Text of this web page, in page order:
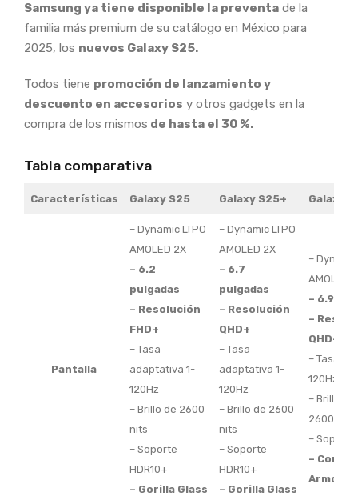
Samsung ya tiene disponible la preventa de la
familia más premium de su catálogo en México para
2025, los nuevos Galaxy S25.
Todos tiene promoción de lanzamiento y
descuento en accesorios y otros gadgets en la
compra de los mismos de hasta el 30 %.
Tabla comparativa
Características Galaxy S25 Galaxy S25+ Galaxy
Pantalla
– Dynamic LTPO
AMOLED 2X
– 6.2
pulgadas
– Resolución
FHD+
– Tasa
adaptativa 1-
120Hz
– Brillo de 2600
nits
– Soporte
HDR10+
– Gorilla Glass
– Dynamic LTPO
AMOLED 2X
– 6.7
pulgadas
– Resolución
QHD+
– Tasa
adaptativa 1-
120Hz
– Brillo de 2600
nits
– Soporte
HDR10+
– Gorilla Glass
–
AMOLED
– 6.9
–
QHD+
– Tasa
120Hz
– Brillo
2600 nits
– Soporte
–
Armor 2